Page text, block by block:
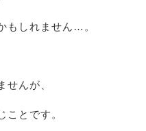
もしれません…。
せんが、
ことです。